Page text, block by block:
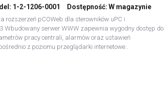
1-2-1206-0001 Dostępność: W magazynie
rozszerzeń pCOWeb dla sterowników uPC i
Wbudowany serwer WWW zapewnia wygodny dostęp do
pracy centrali, alarmów oraz ustawień
z poziomu przeglądarki internetowe..